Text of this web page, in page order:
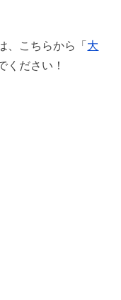
、こちらから「 大
ください！